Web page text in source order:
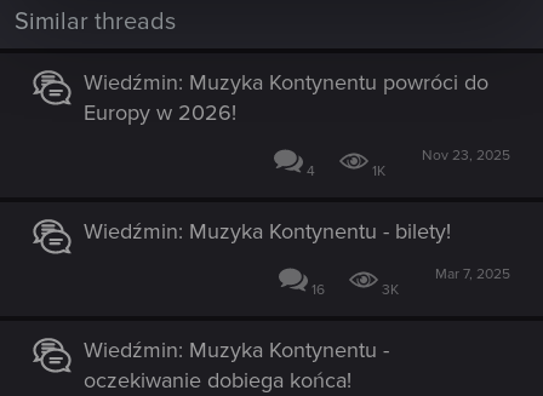
i
o
n
s
:
Similar threads
Wiedźmin: Muzyka Kontynentu powróci do
Europy w 2026!
4 1K
Nov 23, 2025
Wiedźmin: Muzyka Kontynentu - bilety!
16 3K
Mar 7, 2025
Wiedźmin: Muzyka Kontynentu -
oczekiwanie dobiega końca!